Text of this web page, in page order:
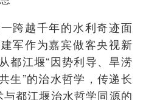
跨越千年的水利奇迹面
军作为嘉宾做客央视新
都江堰“因势利导、旱涝
生”的治水哲学，传递长
都江堰治水哲学同源的